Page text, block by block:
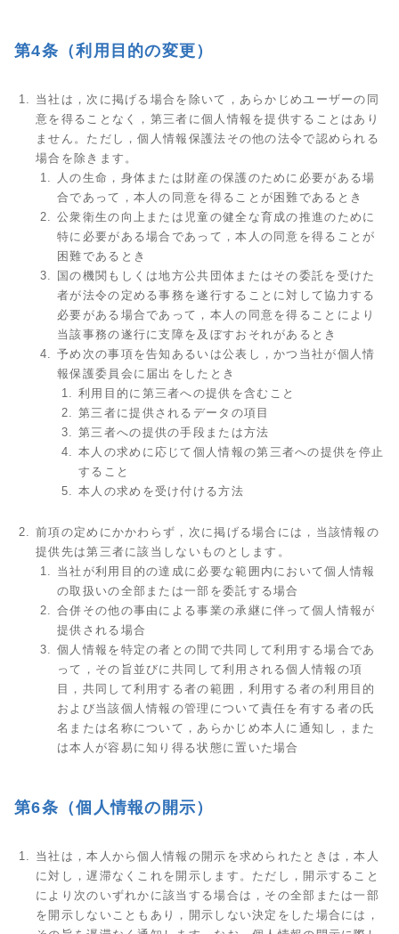
第4条（利用目的の変更）
当社は，次に掲げる場合を除いて，あらかじめユーザーの同
意を得ることなく，第三者に個人情報を提供することはあり
ません。ただし，個人情報保護法その他の法令で認められる
場合を除きます。
人の生命，身体または財産の保護のために必要がある場
合であって，本人の同意を得ることが困難であるとき
公衆衛生の向上または児童の健全な育成の推進のために
特に必要がある場合であって，本人の同意を得ることが
困難であるとき
国の機関もしくは地方公共団体またはその委託を受けた
者が法令の定める事務を遂行することに対して協力する
必要がある場合であって，本人の同意を得ることにより
当該事務の遂行に支障を及ぼすおそれがあるとき
予め次の事項を告知あるいは公表し，かつ当社が個人情
報保護委員会に届出をしたとき
利用目的に第三者への提供を含むこと
第三者に提供されるデータの項目
第三者への提供の手段または方法
本人の求めに応じて個人情報の第三者への提供を停止
すること
本人の求めを受け付ける方法
前項の定めにかかわらず，次に掲げる場合には，当該情報の
提供先は第三者に該当しないものとします。
当社が利用目的の達成に必要な範囲内において個人情報
の取扱いの全部または一部を委託する場合
合併その他の事由による事業の承継に伴って個人情報が
提供される場合
個人情報を特定の者との間で共同して利用する場合であ
って，その旨並びに共同して利用される個人情報の項
目，共同して利用する者の範囲，利用する者の利用目的
および当該個人情報の管理について責任を有する者の氏
名または名称について，あらかじめ本人に通知し，また
は本人が容易に知り得る状態に置いた場合
第6条（個人情報の開示）
当社は，本人から個人情報の開示を求められたときは，本人
に対し，遅滞なくこれを開示します。ただし，開示すること
により次のいずれかに該当する場合は，その全部または一部
を開示しないこともあり，開示しない決定をした場合には，